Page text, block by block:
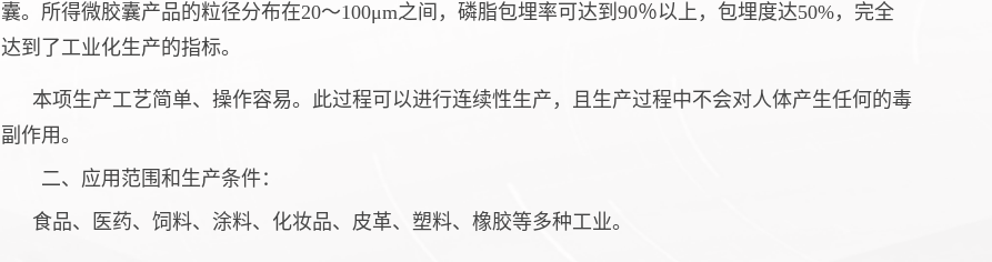
囊。所得微胶囊产品的粒径分布在20～100μm之间，磷脂包埋率可达到90％以上，包埋度达50%，完全
达到了工业化生产的指标。
本项生产工艺简单、操作容易。此过程可以进行连续性生产，且生产过程中不会对人体产生任何的毒
副作用。
二、应用范围和生产条件：
食品、医药、饲料、涂料、化妆品、皮革、塑料、橡胶等多种工业。